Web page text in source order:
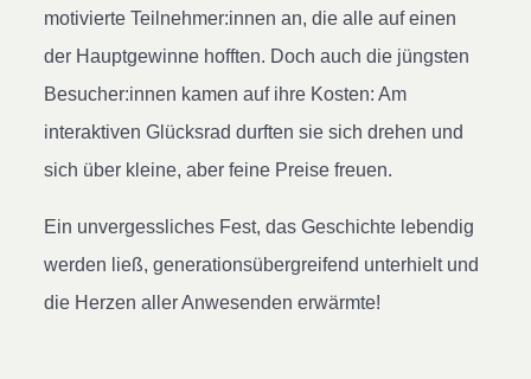
motivierte Teilnehmer:innen an, die alle auf einen
der Hauptgewinne hofften. Doch auch die jüngsten
Besucher:innen kamen auf ihre Kosten: Am
interaktiven Glücksrad durften sie sich drehen und
sich über kleine, aber feine Preise freuen.
Ein unvergessliches Fest, das Geschichte lebendig
werden ließ, generationsübergreifend unterhielt und
die Herzen aller Anwesenden erwärmte!